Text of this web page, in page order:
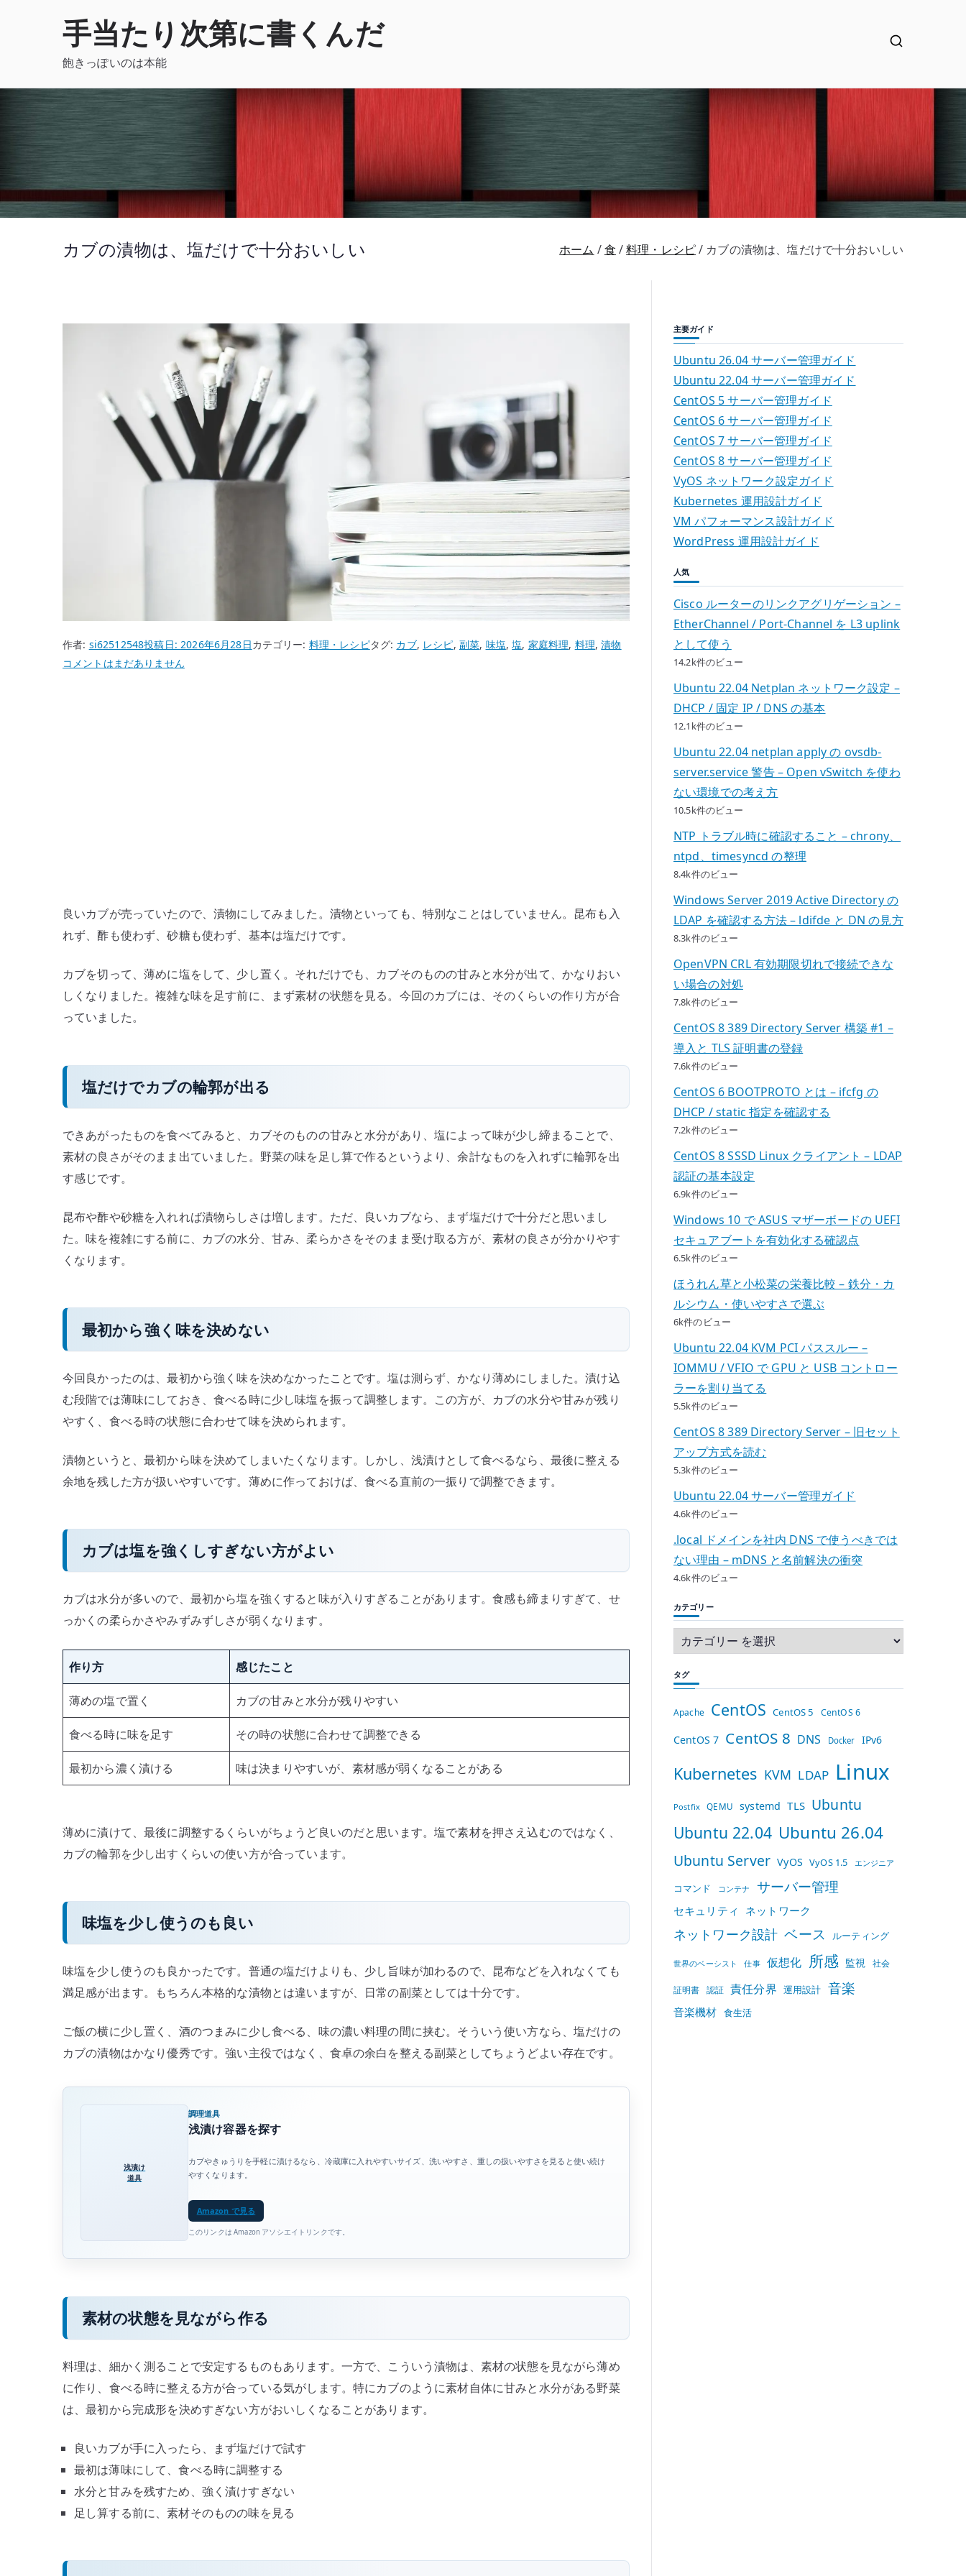
手当たり次第に書くんだ
飽きっぽいのは本能
カブの漬物は、塩だけで十分おいしい ホーム 食 料理・レシピ カブの漬物は、塩だけで十分おいしい
作者: si62512548投稿日:2026年6月28日カテゴリー: 料理・レシピタグ: カブ, レシピ, 副菜, 味塩,塩, 家庭料理, 料理,漬物
カ
い
い
の
コメントはまだありません
良いカブが売っていたので、漬物にしてみました。漬物といっても、特別なことはしていません。昆布も入
れず、酢も使わず、砂糖も使わず、基本は塩だけです。
カブを切って、薄めに塩をして、少し置く。それだけでも、カブそのものの甘みと水分が出て、かなりおい
しくなりました。複雑な味を足す前に、まず素材の状態を見る。今回のカブには、そのくらいの作り方が合
っていました。
塩だけでカブの輪郭が出る
できあがったものを食べてみると、カブそのものの甘みと水分があり、塩によって味が少し締まることで、
素材の良さがそのまま出ていました。野菜の味を足し算で作るというより、余計なものを入れずに輪郭を出
す感じです。
昆布や酢や砂糖を入れれば漬物らしさは増します。ただ、良いカブなら、まず塩だけで十分だと思いまし
た。味を複雑にする前に、カブの水分、甘み、柔らかさをそのまま受け取る方が、素材の良さが分かりやす
くなります。
最初から強く味を決めない
今回良かったのは、最初から強く味を決めなかったことです。塩は測らず、かなり薄めにしました。漬け込
む段階では薄味にしておき、食べる時に少し味塩を振って調整します。この方が、カブの水分や甘みが残り
やすく、食べる時の状態に合わせて味を決められます。
漬物というと、最初から味を決めてしまいたくなります。しかし、浅漬けとして食べるなら、最後に整える
余地を残した方が扱いやすいです。薄めに作っておけば、食べる直前の一振りで調整できます。
カブは塩を強くしすぎない方がよい
カブは水分が多いので、最初から塩を強くすると味が入りすぎることがあります。食感も締まりすぎて、せ
っかくの柔らかさやみずみずしさが弱くなります。
作り方 感じたこと
薄めの塩で置く カブの甘みと水分が残りやすい
食べる時に味を足す その時の状態に合わせて調整できる
最初から濃く漬ける 味は決まりやすいが、素材感が弱くなることがある
薄めに漬けて、最後に調整するくらいがちょうど良いのだと思います。塩で素材を押さえ込むのではなく、
カブの輪郭を少し出すくらいの使い方が合っています。
味塩を少し使うのも良い
味塩を少し使うのも良かったです。普通の塩だけよりも、少し旨味が加わるので、昆布などを入れなくても
満足感が出ます。もちろん本格的な漬物とは違いますが、日常の副菜としては十分です。
ご飯の横に少し置く、酒のつまみに少し食べる、味の濃い料理の間に挟む。そういう使い方なら、塩だけの
カブの漬物はかなり優秀です。強い主役ではなく、食卓の余白を整える副菜としてちょうどよい存在です。
浅漬け
道具
調理道具
浅漬け容器を探す
カブやきゅうりを手軽に漬けるなら、冷蔵庫に入れやすいサイズ、洗いやすさ、重しの扱いやすさを見ると使い続け
やすくなります。
Amazon で見る
このリンクは Amazon アソシエイトリンクです。
素材の状態を見ながら作る
料理は、細かく測ることで安定するものもあります。一方で、こういう漬物は、素材の状態を見ながら薄め
に作り、食べる時に整える方が合っている気がします。特にカブのように素材自体に甘みと水分がある野菜
は、最初から完成形を決めすぎない方がおいしくなることがあります。
良いカブが手に入ったら、まず塩だけで試す
最初は薄味にして、食べる時に調整する
水分と甘みを残すため、強く漬けすぎない
足し算する前に、素材そのものの味を見る
主要ガイド
Ubuntu 26.04 サーバー管理ガイド
Ubuntu 22.04 サーバー管理ガイド
CentOS 5 サーバー管理ガイド
CentOS 6 サーバー管理ガイド
CentOS 7 サーバー管理ガイド
CentOS 8 サーバー管理ガイド
VyOS ネットワーク設定ガイド
Kubernetes 運用設計ガイド
VM パフォーマンス設計ガイド
WordPress 運用設計ガイド
人気
Cisco ルーターのリンクアグリゲーション –
EtherChannel / Port-Channel を L3 uplink
として使う
14.2k件のビュー
Ubuntu 22.04 Netplan ネットワーク設定 –
DHCP / 固定 IP / DNS の基本
12.1k件のビュー
Ubuntu 22.04 netplan apply の ovsdb-
server.service 警告 – Open vSwitch を使わ
ない環境での考え方
10.5k件のビュー
NTP トラブル時に確認すること – chrony、
ntpd、timesyncd の整理
8.4k件のビュー
Windows Server 2019 Active Directory の
LDAP を確認する方法 – ldifde と DN の見方
8.3k件のビュー
OpenVPN CRL 有効期限切れで接続できな
い場合の対処
7.8k件のビュー
CentOS 8 389 Directory Server 構築 #1 –
導入と TLS 証明書の登録
7.6k件のビュー
CentOS 6 BOOTPROTO とは – ifcfg の
DHCP / static 指定を確認する
7.2k件のビュー
CentOS 8 SSSD Linux クライアント – LDAP
認証の基本設定
6.9k件のビュー
Windows 10 で ASUS マザーボードの UEFI
セキュアブートを有効化する確認点
6.5k件のビュー
ほうれん草と小松菜の栄養比較 – 鉄分・カ
ルシウム・使いやすさで選ぶ
6k件のビュー
Ubuntu 22.04 KVM PCI パススルー –
IOMMU / VFIO で GPU と USB コントロー
ラーを割り当てる
5.5k件のビュー
CentOS 8 389 Directory Server – 旧セット
アップ方式を読む
5.3k件のビュー
Ubuntu 22.04 サーバー管理ガイド
4.6k件のビュー
.local ドメインを社内 DNS で使うべきでは
ない理由 – mDNS と名前解決の衝突
4.6k件のビュー
カテゴリー
タグ
Apache CentOS CentOS 5 CentOS 6
CentOS 7 CentOS 8 DNS Docker IPv6
Kubernetes KVM LDAP Linux
Postfix QEMU systemd TLS Ubuntu
Ubuntu 22.04 Ubuntu 26.04
Ubuntu Server VyOS VyOS 1.5 エンジニア
コマンド コンテナ サーバー管理
セキュリティ ネットワーク
ネットワーク設計 ベース ルーティング
世界のベーシスト 仕事 仮想化 所感 監視 社会
証明書 認証 責任分界 運用設計 音楽
音楽機材 食生活